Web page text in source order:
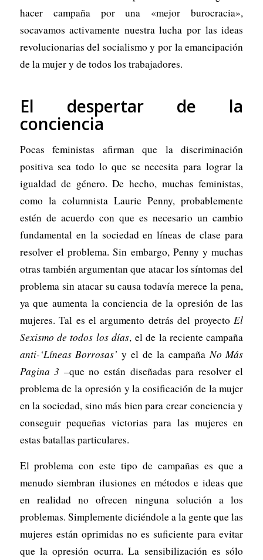
hacer campaña por una «mejor burocracia»,
socavamos activamente nuestra lucha por las ideas
revolucionarias del socialismo y por la emancipación
de la mujer y de todos los trabajadores.
El despertar de la
conciencia
Pocas feministas afirman que la discriminación
positiva sea todo lo que se necesita para lograr la
igualdad de género. De hecho, muchas feministas,
como la columnista Laurie Penny, probablemente
estén de acuerdo con que es necesario un cambio
fundamental en la sociedad en líneas de clase para
resolver el problema. Sin embargo, Penny y muchas
otras también argumentan que atacar los síntomas del
problema sin atacar su causa todavía merece la pena,
ya que aumenta la conciencia de la opresión de las
mujeres. Tal es el argumento detrás del proyectoEl
Sexismo de todos los días, el de la reciente campaña
anti-‘Líneas Borrosas’ y el de la campañaNo Más
Pagina 3 –que no están diseñadas para resolver el
problema de la opresión y la cosificación de la mujer
en la sociedad, sino más bien para crear conciencia y
conseguir pequeñas victorias para las mujeres en
estas batallas particulares.
El problema con este tipo de campañas es que a
menudo siembran ilusiones en métodos e ideas que
en realidad no ofrecen ninguna solución a los
problemas. Simplemente diciéndole a la gente que las
mujeres están oprimidas no es suficiente para evitar
que la opresión ocurra. La sensibilización es sólo